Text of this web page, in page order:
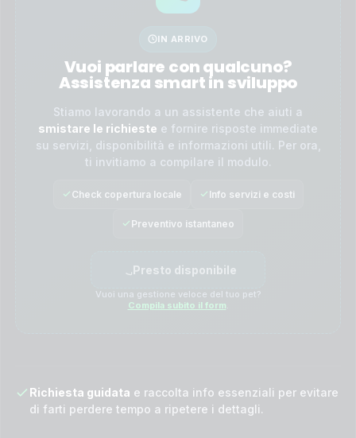
IN ARRIVO
Vuoi parlare con qualcuno?
Assistenza smart in sviluppo
Stiamo lavorando a un assistente che aiuti a
smistare le richieste e fornire risposte immediate
su servizi, disponibilità e informazioni utili. Per ora,
ti invitiamo a compilare il modulo.
Check copertura locale Info servizi e costi
Preventivo istantaneo
Presto disponibile
Vuoi una gestione veloce del tuo pet?
Compila subito il form
Richiesta guidata e raccolta info essenziali per evitare
di farti perdere tempo a ripetere i dettagli.